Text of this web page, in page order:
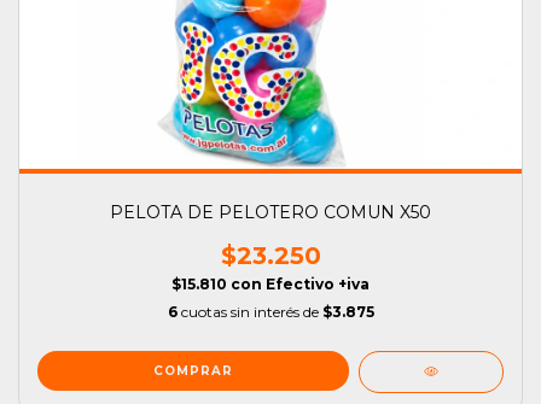
PELOTA DE PELOTERO COMUN X50
$23.250
$15.810 con Efectivo +iva
6 cuotas sin interés de $3.875